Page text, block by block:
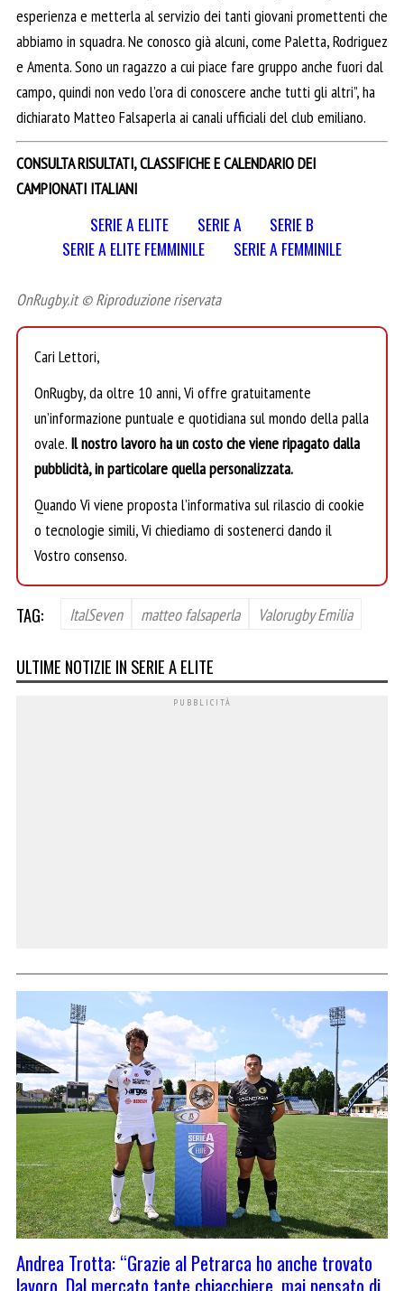
esperienza e metterla al servizio dei tanti giovani promettenti che
abbiamo in squadra. Ne conosco già alcuni, come Paletta, Rodriguez
e Amenta. Sono un ragazzo a cui piace fare gruppo anche fuori dal
campo, quindi non vedo l’ora di conoscere anche tutti gli altri”, ha
dichiarato Matteo Falsaperla ai canali ufficiali del club emiliano.
CONSULTA RISULTATI, CLASSIFICHE E CALENDARIO DEI
CAMPIONATI ITALIANI
SERIE A ELITE SERIE A
SERIE B
SERIE A ELITE FEMMINILE
SERIE A FEMMINILE
OnRugby.it © Riproduzione riservata
Cari Lettori,
OnRugby, da oltre 10 anni, Vi offre gratuitamente
un’informazione puntuale e quotidiana sul mondo della palla
ovale. Il nostro lavoro ha un costo che viene ripagato dalla
pubblicità, in particolare quella personalizzata.
Quando Vi viene proposta l’informativa sul rilascio di cookie
o tecnologie simili, Vi chiediamo di sostenerci dando il
Vostro consenso.
TAG: ItalSeven matteo falsaperla Valorugby Emilia
ULTIME NOTIZIE IN SERIE A ELITE
Andrea Trotta: “Grazie al Petrarca ho anche trovato
lavoro. Dal mercato tante chiacchiere, mai pensato di